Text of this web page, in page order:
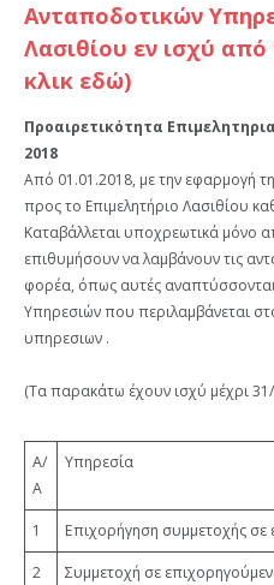
Ανταποδοτικών
Λασιθίου εν ισχύ
κλικ εδώ)
Προαιρετικότητα
2018
Από 01.01.2018, με την εφαρμογή
προς το Επιμελητήριο Λασιθίου
Καταβάλλεται υποχρεωτικά μόνο
επιθυμήσουν να λαμβάνουν τις
φορέα, όπως αυτές
Υπηρεσιών που περιλαμβάνεται
υπηρεσιων .
(Τα παρακάτω έχουν ισχύ μέχρι
Α/
Α
Υπηρεσία
1 Επιχορήγηση συμμετοχής σε
2
Συμμετοχή σε